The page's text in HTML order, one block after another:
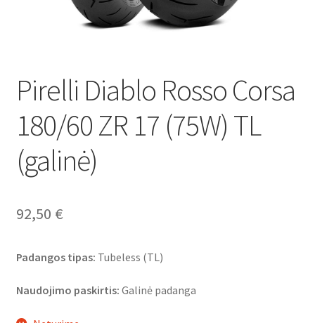
Pirelli Diablo Rosso Corsa
180/60 ZR 17 (75W) TL
(galinė)
92,50 €
Padangos tipas: Tubeless (TL)
Naudojimo paskirtis: Galinė padanga